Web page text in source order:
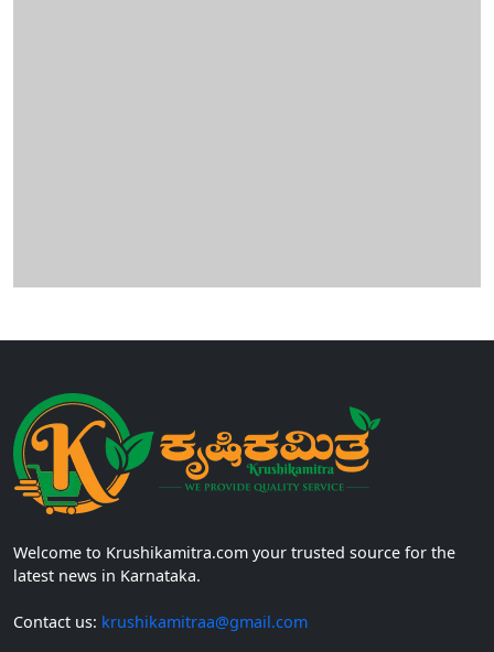
Welcome to Krushikamitra.com your trusted source for the
latest news in Karnataka.
Contact us: krushikamitraa@gmail.com